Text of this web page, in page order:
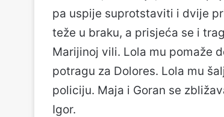
pa uspije suprotstaviti i dvije
teže u braku, a prisjeća se i
Marijinoj vili. Lola mu pomaže
potragu za Dolores. Lola mu
policiju. Maja i Goran se
Igor.